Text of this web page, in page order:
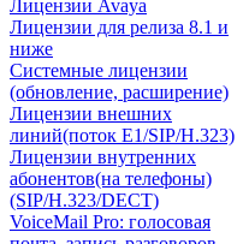
Лицензии Avaya
Лицензии для релиза 8.1 и
ниже
Системные лицензии
(обновление, расширение)
Лицензии внешних
линий(поток E1/SIP/H.323)
Лицензии внутренних
абонентов(на телефоны)
(SIP/H.323/DECT)
VoiceMail Pro: голосовая